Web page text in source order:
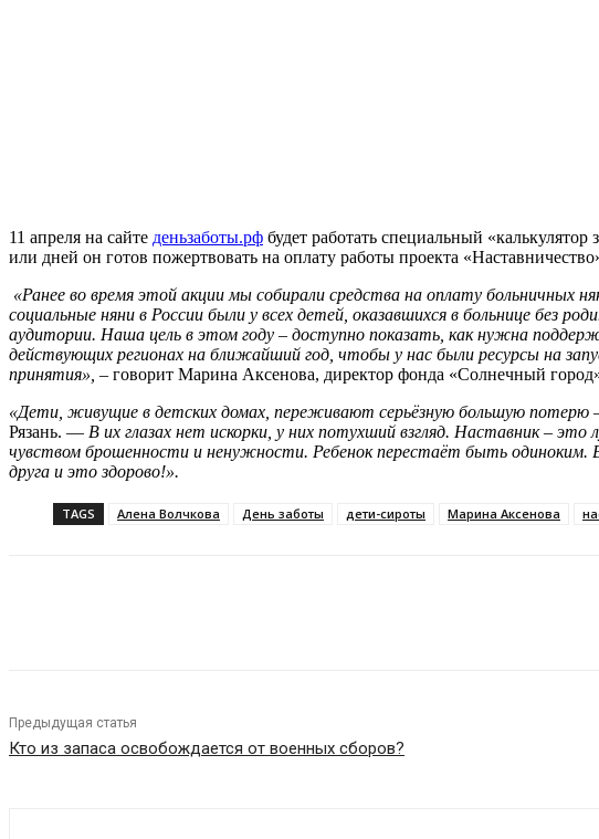
11 апреля на сайте деньзаботы.рф будет работать специальный
или дней он готов пожертвовать на оплату работы проекта
«Ранее во время этой акции мы собирали средства на оплату
социальные няни в России были у всех детей, оказавшихся в больнице без
аудитории. Наша цель в этом году – доступно показать, как нужна
действующих регионах на ближайший год, чтобы у нас были ресурсы на
принятия», – говорит Марина Аксенова, директор фонда «Солнечный
«Дети, живущие в детских домах, переживают серьёзную большую потерю
Рязань. — В их глазах нет искорки, у них потухший взгляд. Наставник– это
чувством брошенности и ненужности. Ребенок перестаёт быть одиноким.
друга и это здорово!».
TAGS Алена Волчкова День заботы дети-сироты Марина Аксенова
Предыдущая статья
Кто из запаса освобождается от военных сборов?